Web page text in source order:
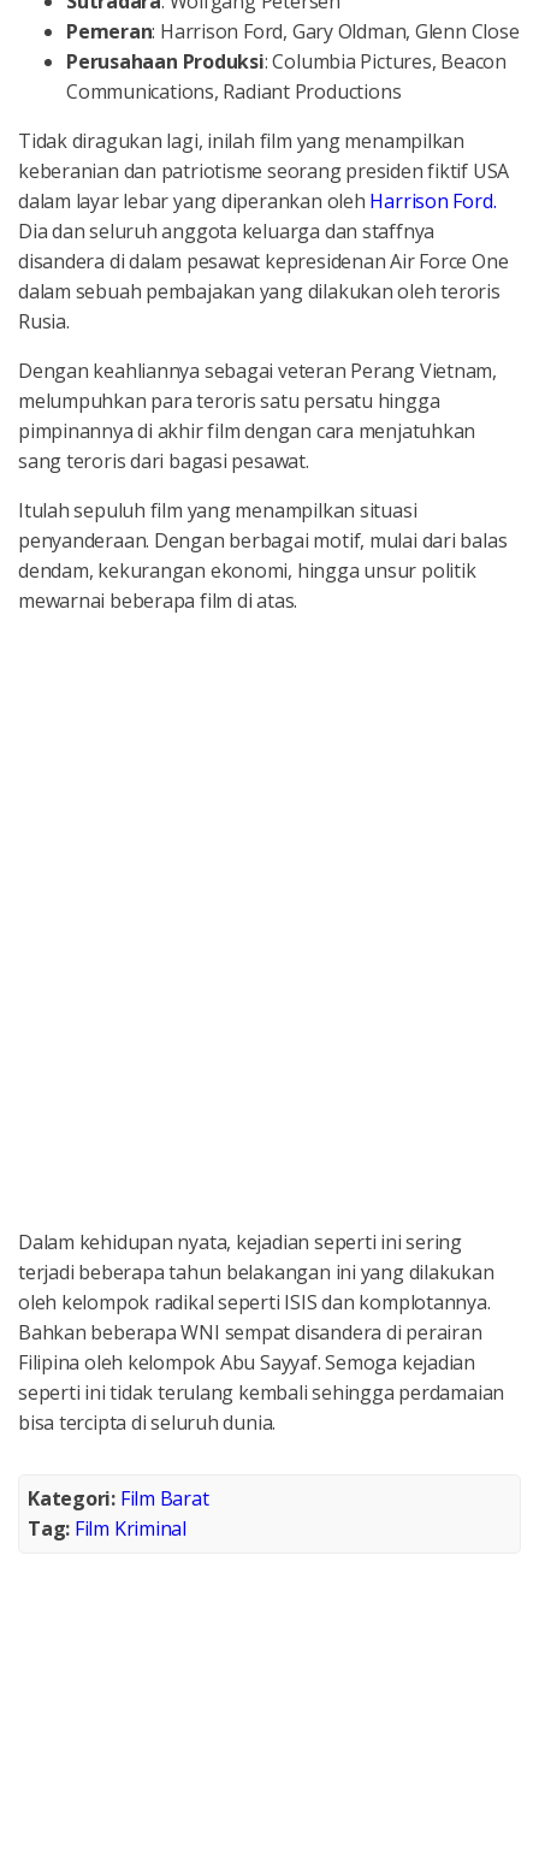
Pemeran: Harrison Ford, Gary Oldman, Glenn Close
Perusahaan Produksi: Columbia Pictures, Beacon
Communications, Radiant Productions
Tidak diragukan lagi, inilah film yang menampilkan
keberanian dan patriotisme seorang presiden fiktif USA
dalam layar lebar yang diperankan oleh Harrison Ford.
Dia dan seluruh anggota keluarga dan staffnya
disandera di dalam pesawat kepresidenan Air Force One
dalam sebuah pembajakan yang dilakukan oleh teroris
Rusia.
Dengan keahliannya sebagai veteran Perang Vietnam,
melumpuhkan para teroris satu persatu hingga
pimpinannya di akhir film dengan cara menjatuhkan
sang teroris dari bagasi pesawat.
Itulah sepuluh film yang menampilkan situasi
penyanderaan. Dengan berbagai motif, mulai dari balas
dendam, kekurangan ekonomi, hingga unsur politik
mewarnai beberapa film di atas.
Dalam kehidupan nyata, kejadian seperti ini sering
terjadi beberapa tahun belakangan ini yang dilakukan
oleh kelompok radikal seperti ISIS dan komplotannya.
Bahkan beberapa WNI sempat disandera di perairan
Filipina oleh kelompok Abu Sayyaf. Semoga kejadian
seperti ini tidak terulang kembali sehingga perdamaian
bisa tercipta di seluruh dunia.
Kategori: Film Barat
Tag: Film Kriminal